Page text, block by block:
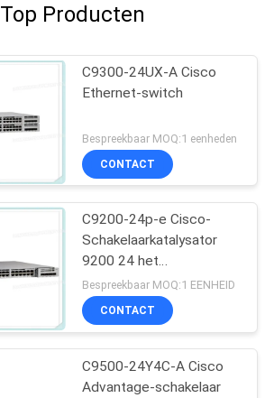
Top Producten
C9300-24UX-A Cisco
Ethernet-switch
Bespreekbaar MOQ:1 eenheden
CONTACT
C9200-24p-e Cisco-
Schakelaarkatalysator
9200 24 het
Netwerkhoofdzaak van
de Havenpoe+
Schakelaar
Bespreekbaar MOQ:1 EENHEID
CONTACT
C9500-24Y4C-A Cisco
Advantage-schakelaar